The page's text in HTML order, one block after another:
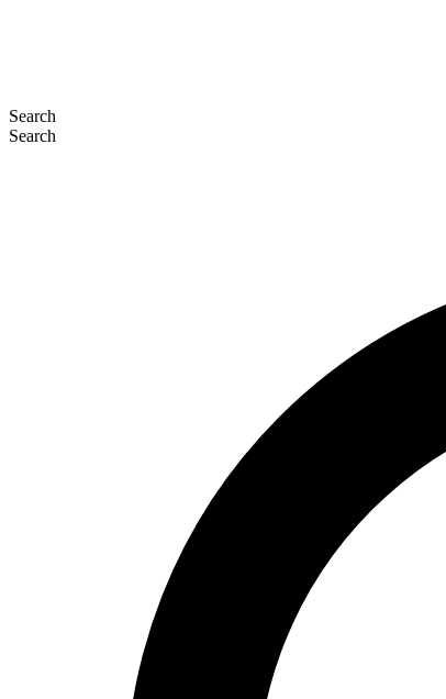
Search
Search